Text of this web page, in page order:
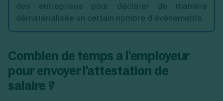
des entreprises pour déclarer de manière
dématérialisée un certain nombre d’événements.
Combien de temps a l'employeur
pour envoyer l'attestation de
salaire ?